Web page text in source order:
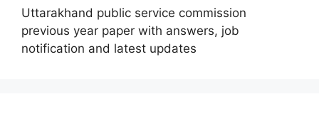
Uttarakhand public service commission
previous year paper with answers, job
notification and latest updates